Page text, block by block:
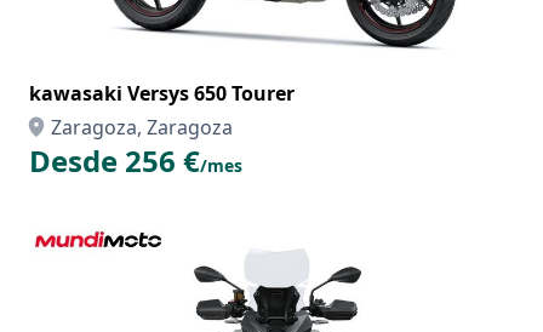
kawasaki Versys 650 Tourer
Zaragoza, Zaragoza
Desde 256 €/mes